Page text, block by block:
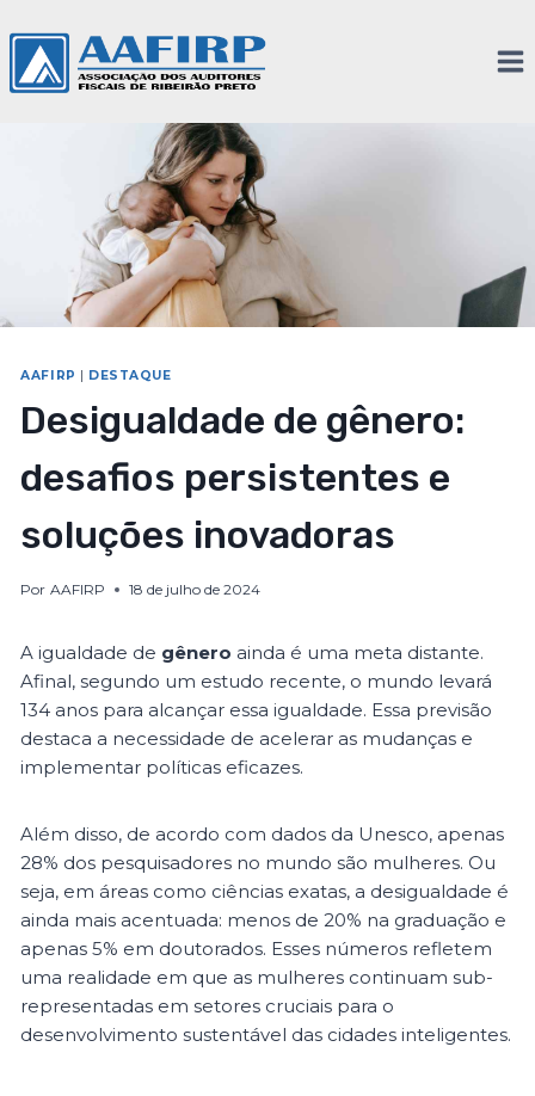
AAFIRP DESTAQUE
Desigualdade de gênero:
desafios persistentes e
soluções inovadoras
Por AAFIRP 18 de julho de 2024
A igualdade de gênero ainda é uma meta distante.
Afinal, segundo um estudo recente, o mundo levará
134 anos para alcançar essa igualdade. Essa previsão
destaca a necessidade de acelerar as mudanças e
implementar políticas eficazes.
Além disso, de acordo com dados da Unesco, apenas
28% dos pesquisadores no mundo são mulheres. Ou
seja, em áreas como ciências exatas, a desigualdade é
ainda mais acentuada: menos de 20% na graduação e
apenas 5% em doutorados. Esses números refletem
uma realidade em que as mulheres continuam sub-
representadas em setores cruciais para o
desenvolvimento sustentável das cidades inteligentes.